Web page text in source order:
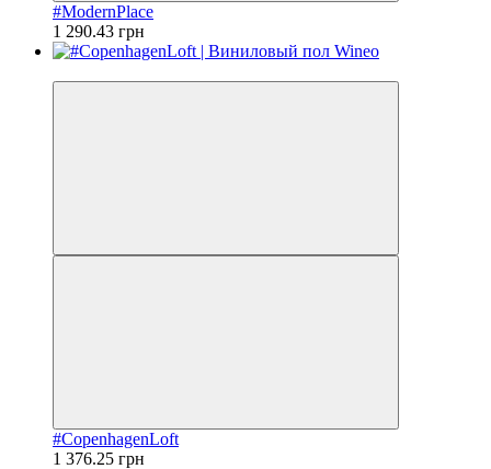
#ModernPlace
1 290.43 грн
#CopenhagenLoft
1 376.25 грн